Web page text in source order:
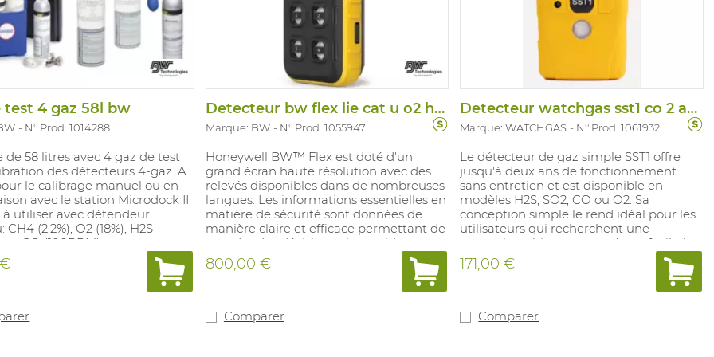
le BW Clip est également le
sans entretien le plus flexible
facilement configurable. Avec
vous pouvez : - Régler les
afin de suivre l'évolution
- Tester 50 détecteurs BW
de trois minutes, - Et
la sécurité et la conformité en
détection de gaz Version:
alarmes sur 10PPM et 15PPM.
et 20PPM) Range mesure:
Conformité: Ex ia IIC T4.
IP 67 et certification Atex.
processus présentant des
test 4 gaz 58l bw
N° Prod. 1014288
de 58 litres avec 4 gaz de test
des détecteurs 4-gaz. A
le calibrage manuel ou en
avec le station Microdock II.
à utiliser avec détendeur.
(2,2%), O2 (18%), H2S
CO (100PPM).
Detecteur bw flex lie cat u o2 h2s co
Marque: BW N° Prod. 1055947
Honeywell BW™ Flex est doté d'un
grand écran haute résolution avec des
relevés disponibles dans de nombreuses
langues. Les informations essentielles en
matière de sécurité sont données de
manière claire et efficace permettant de
prendre des décisions plus rapidement
et de protéger ainsi des vies dans des
environnements dangereux. Le
détecteur Honeywell BW™ Flex est doté
surveillent leur propre état et
800,00 €
Comparer
Detecteur watchgas sst1 co 2 ans
Marque: WATCHGAS N° Prod. 1061932
Le détecteur de gaz simple SST1 offre
jusqu'à deux ans de fonctionnement
sans entretien et est disponible en
modèles H2S, SO2, CO ou O2. Sa
conception simple le rend idéal pour les
utilisateurs qui recherchent une
protection ultime tout en étant facile à
utiliser, durable et rentable. alarme base
20ppm, alarme haute: 100ppm.
171,00 €
Comparer